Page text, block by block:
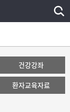
건강강좌
환자교육자료